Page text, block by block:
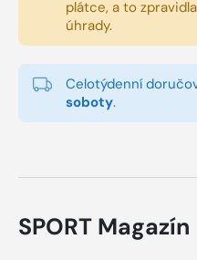
plátce, a to
úhrady.
Celotýdenní
soboty.
SPORT Magazín